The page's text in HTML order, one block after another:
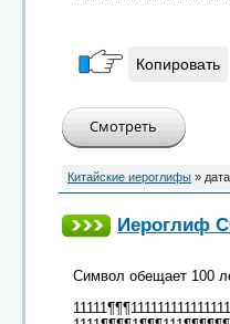
Копировать
Китайские иероглифы »
Иероглиф
Символ обещает 100